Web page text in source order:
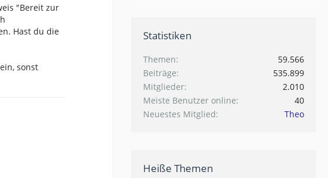
"Bereit zur
Hast du die
sonst
Statistiken
Themen
59.566
Beiträge
535.899
Mitglieder
2.010
Meiste Benutzer online
40
Neuestes Mitglied
Theo
Heiße Themen